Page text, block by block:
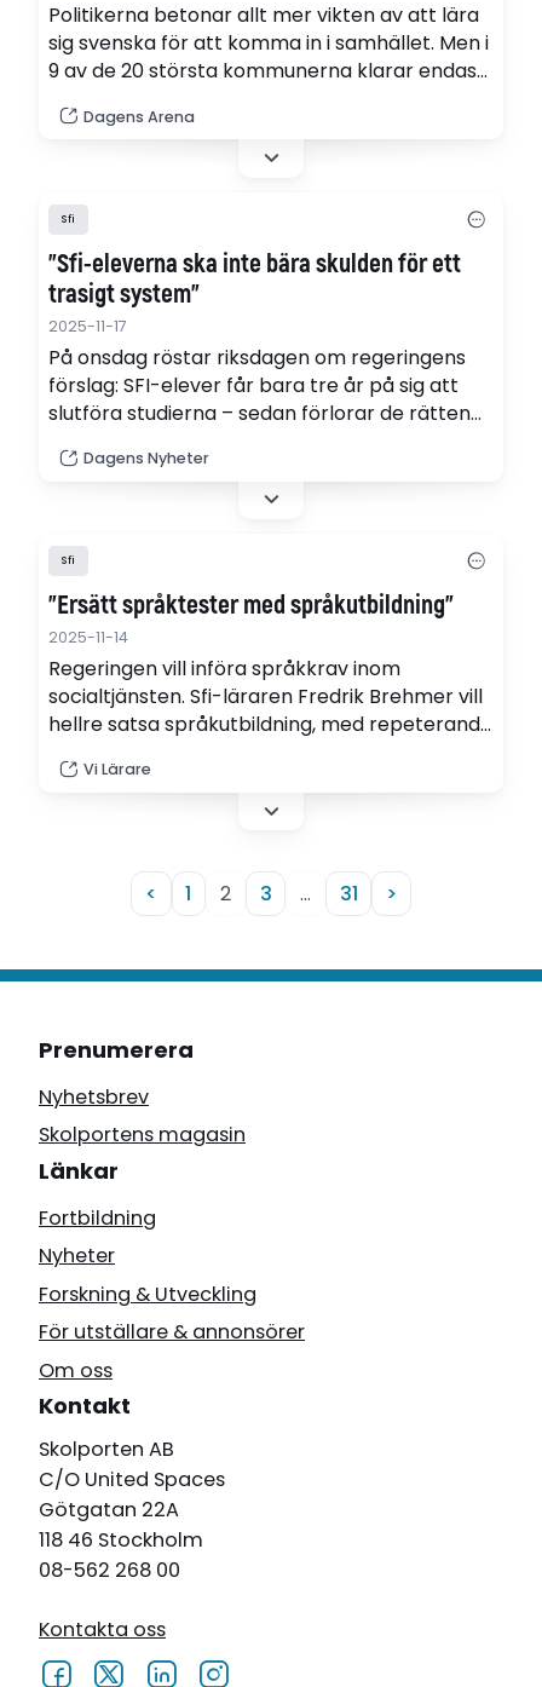
Politikerna betonar allt mer vikten av att lära
sig svenska för att komma in i samhället. Men i
9 av de 20 största kommunerna klarar endast
Dagens Arenas granskning.
Dagens Arena
Sfi
”Sfi-eleverna ska inte bära skulden för ett
trasigt system”
2025-11-17
På onsdag röstar riksdagen om regeringens
förslag: SFI-elever får bara tre år på sig att
slutföra studierna – sedan förlorar de rätten
konsekvenser för många och riskera deras
etablering. De verkliga utmaningarna finns i
eleverna, skriver Lillemor Malmbo, sfi-lärare.
Dagens Nyheter
Sfi
”Ersätt språktester med språkutbildning”
2025-11-14
Regeringen vill införa språkkrav inom
socialtjänsten. Sfi-läraren Fredrik Brehmer vill
hellre satsa språkutbildning, med repeterande
arbeta i frihet under ansvar, skriver han.
Vi Lärare
< 1 2 3 … 31 >
Prenumerera
Nyhetsbrev
Skolportens magasin
Länkar
Fortbildning
Nyheter
Forskning & Utveckling
För utställare & annonsörer
Om oss
Kontakt
Skolporten AB
C/O United Spaces
Götgatan 22A
118 46 Stockholm
08-562 268 00
Kontakta oss